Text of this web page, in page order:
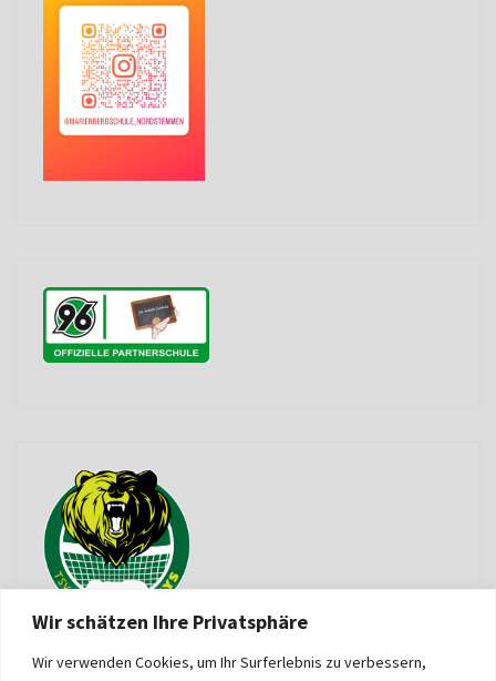
Wir schätzen Ihre Privatsphäre
Wir verwenden Cookies, um Ihr Surferlebnis zu verbessern,